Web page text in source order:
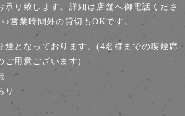
承り致します。詳細は店舗へ御電話くださ
♪営業時間外の貸切もOKです。
煙となっております。(4名様までの喫煙席
ご用意ございます)
り